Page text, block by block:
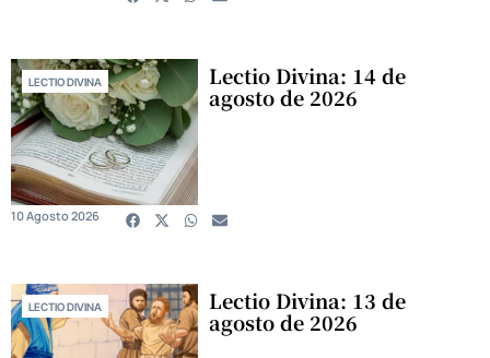
LECTIO DIVINA Lectio Divina: 14 de
agosto de 2026
10 Agosto 2026
LECTIO DIVINA Lectio Divina: 13 de
agosto de 2026